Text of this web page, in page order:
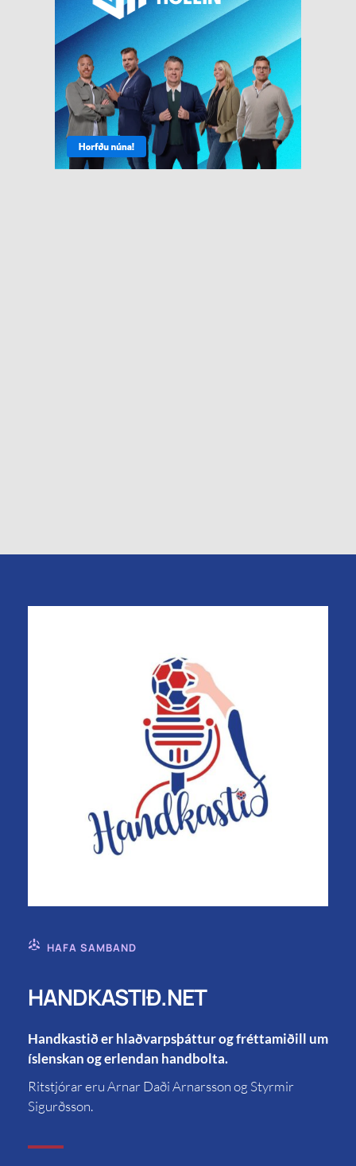
HAFA SAMBAND
HANDKASTIÐ.NET
Handkastið er hlaðvarpsþáttur og fréttamiðill um
íslenskan og erlendan handbolta.
Ritstjórar eru Arnar Daði Arnarsson og Styrmir
Sigurðsson.